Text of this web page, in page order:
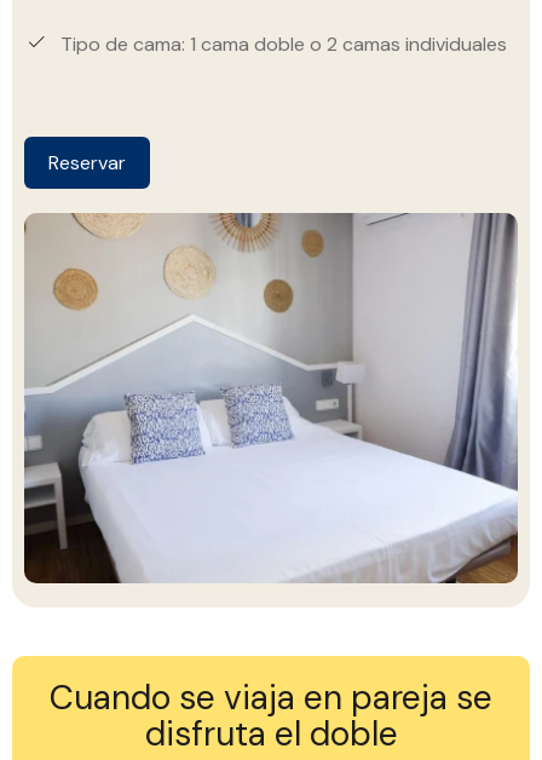
Tipo de cama: 1 cama doble o 2 camas individuales
Reservar
Cuando se viaja en pareja se
disfruta el doble